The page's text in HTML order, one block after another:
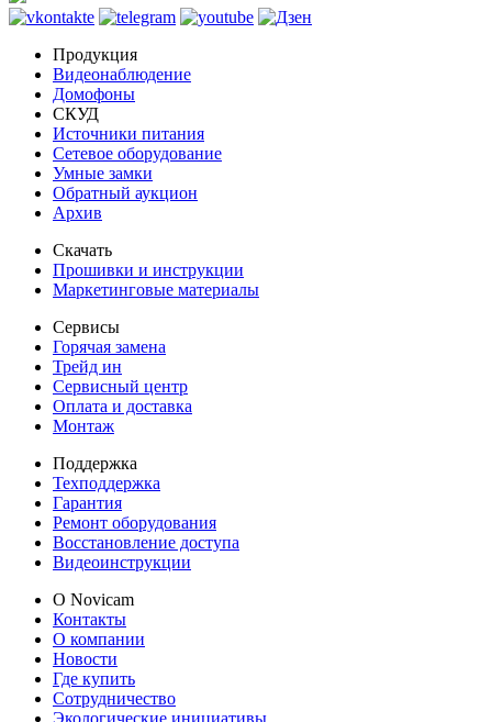
Продукция
Видеонаблюдение
Домофоны
СКУД
Источники питания
Сетевое оборудование
Умные замки
Обратный аукцион
Архив
Скачать
Прошивки и инструкции
Маркетинговые материалы
Сервисы
Горячая замена
Трейд ин
Сервисный центр
Оплата и доставка
Монтаж
Поддержка
Техподдержка
Гарантия
Ремонт оборудования
Восстановление доступа
Видеоинструкции
О Novicam
Контакты
О компании
Новости
Где купить
Сотрудничество
Экологические инициативы